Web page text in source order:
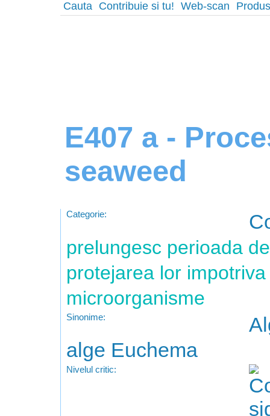
Cauta Contribuie si tu! Web-scan
E407 a -
seaweed
Categorie:
prelungesc perioada
protejarea lor
microorganisme
Sinonime:
alge Euchema
Nivelul critic: